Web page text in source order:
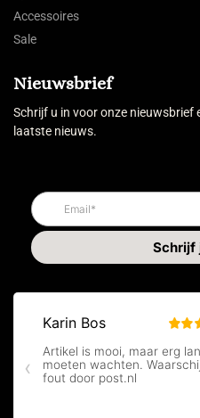
Accessoires
Sale
Nieuwsbrief
Schrijf u in voor onze nieuwsbrief
laatste nieuws.